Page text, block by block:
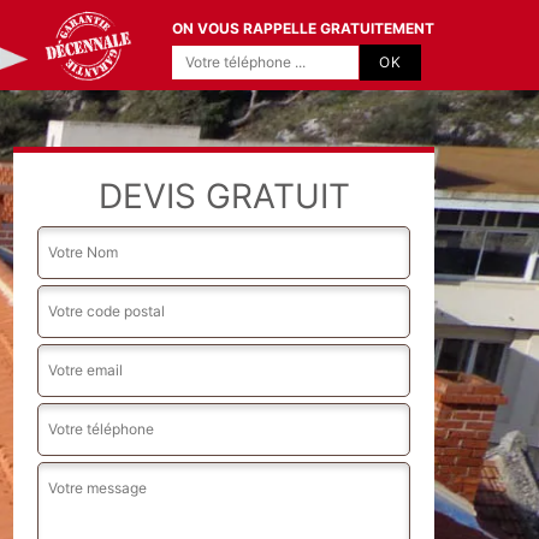
ON VOUS RAPPELLE GRATUITEMENT
DEVIS GRATUIT